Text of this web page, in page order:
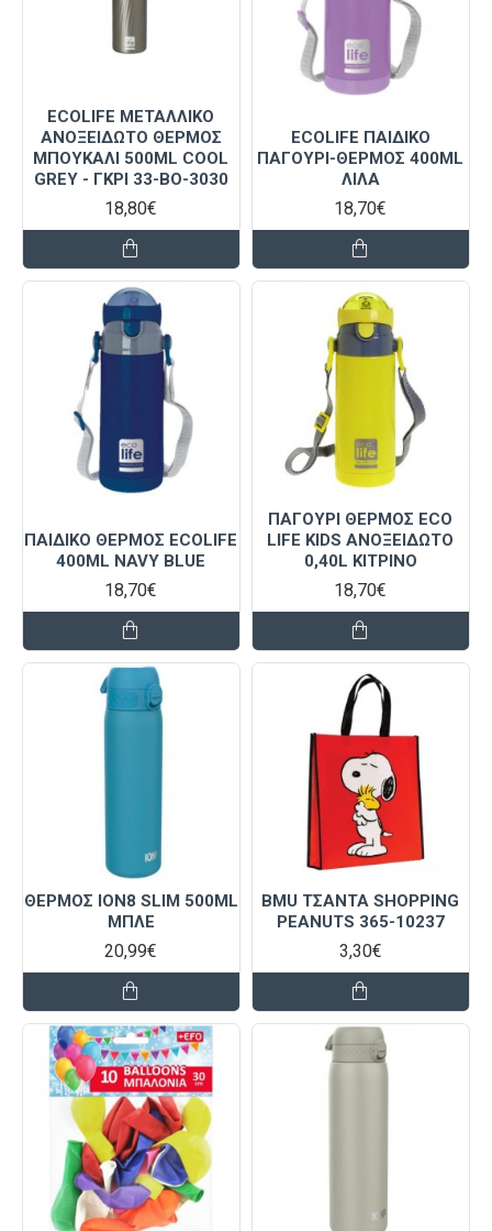
ECOLIFE ΜΕΤΑΛΛΙΚΌ
ΑΝΟΞΕΊΔΩΤΟ ΘΕΡΜΌΣ
ΜΠΟΥΚΆΛΙ 500ML COOL
GREY - ΓΚΡΙ 33-BO-3030
18,80€
ECOLIFE ΠΑΙΔΙΚΟ
ΠΑΓΟΥΡΙ-ΘΕΡΜΟΣ 400ML
ΛΙΛΑ
18,70€
ΠΑΙΔΙΚΟ ΘΕΡΜΟΣ ECOLIFE
400ML NAVY BLUE
18,70€
ΠΑΓΟΥΡΙ ΘΕΡΜΟΣ ECO
LIFE KIDS ΑΝΟΞΕΙΔΩΤΟ
0,40L ΚΙΤΡΙΝΟ
18,70€
ΘΕΡΜΟΣ ΙΟΝ8 SLIM 500ML
ΜΠΛΕ
20,99€
BMU ΤΣΑΝΤΑ SHOPPING
PEANUTS 365-10237
3,30€